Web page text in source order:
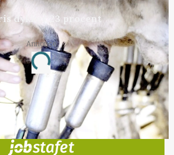
dykker 23 procent
Annonce
Loading...
Jobs
i samarbejde med